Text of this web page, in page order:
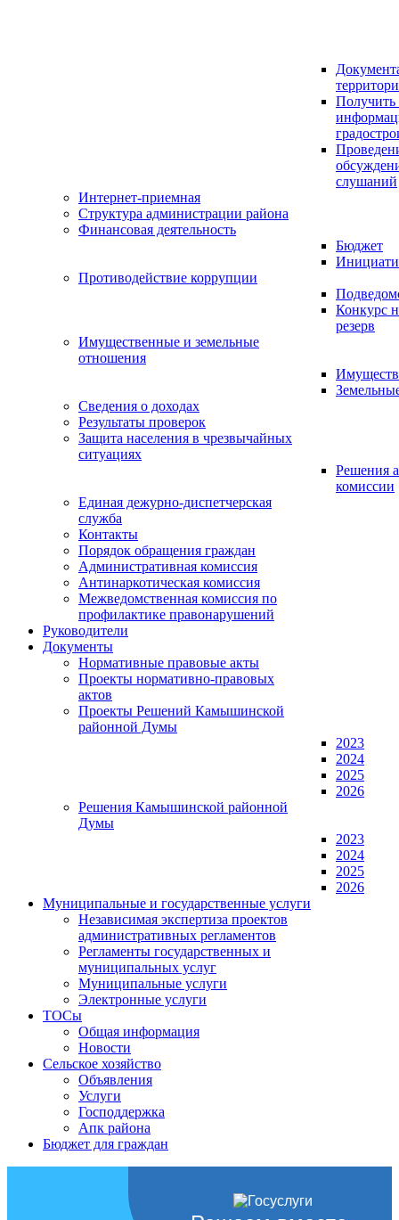
Получить
слушаний
Интернет-приемная
Структура администрации района
Финансовая деятельность
Бюджет
Противодействие коррупции
Конкурс
резерв
Имущественные и земельные
отношения
Сведения о доходах
Результаты проверок
Защита населения в чрезвычайных
ситуациях
Решения
комиссии
Единая дежурно-диспетчерская
служба
Контакты
Порядок обращения граждан
Административная комиссия
Антинаркотическая комиссия
Межведомственная комиссия по
профилактике правонарушений
Руководители
Документы
Нормативные правовые акты
Проекты нормативно-правовых
актов
Проекты Решений Камышинской
районной Думы
2023
2024
2025
2026
Решения Камышинской районной
Думы
2023
2024
2025
2026
Муниципальные и государственные услуги
Независимая экспертиза проектов
административных регламентов
Регламенты государственных и
муниципальных услуг
Муниципальные услуги
Электронные услуги
ТОСы
Общая информация
Новости
Сельское хозяйство
Объявления
Услуги
Господдержка
Апк района
Бюджет для граждан